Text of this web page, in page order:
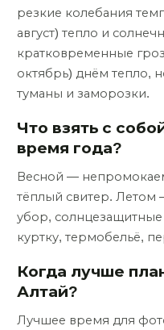
резкие колебания
август) тепло и
кратковременные
октябрь) днём тепло,
туманы и заморозки.
Что взять с
время года?
Весной —
тёплый свитер. Летом
убор,
куртку, термобельё,
Когда лучше
Алтай?
Лучшее время для